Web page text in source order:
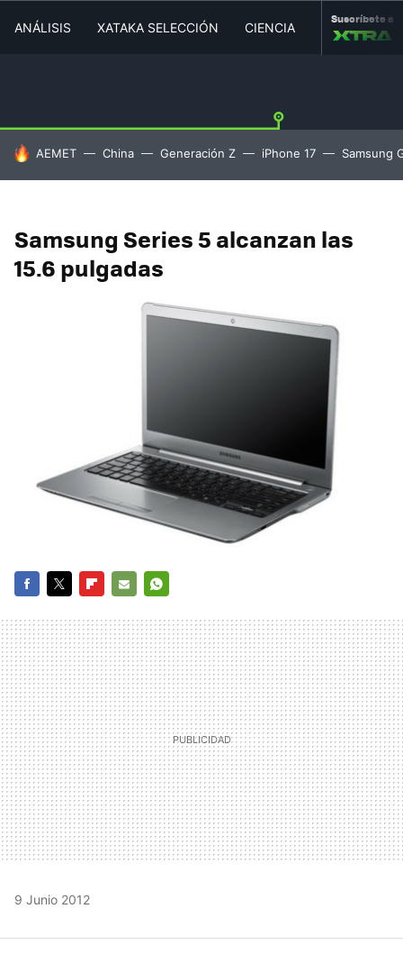
ANÁLISIS XATAKA SELECCIÓN CIENCIA MOVILIDAD
Suscríbete a
HOY SE HABLA DE
AEMET China Generación Z iPhone 17 Samsung
Samsung Series 5 alcanzan las
15.6 pulgadas
MAIL
9 Junio 2012